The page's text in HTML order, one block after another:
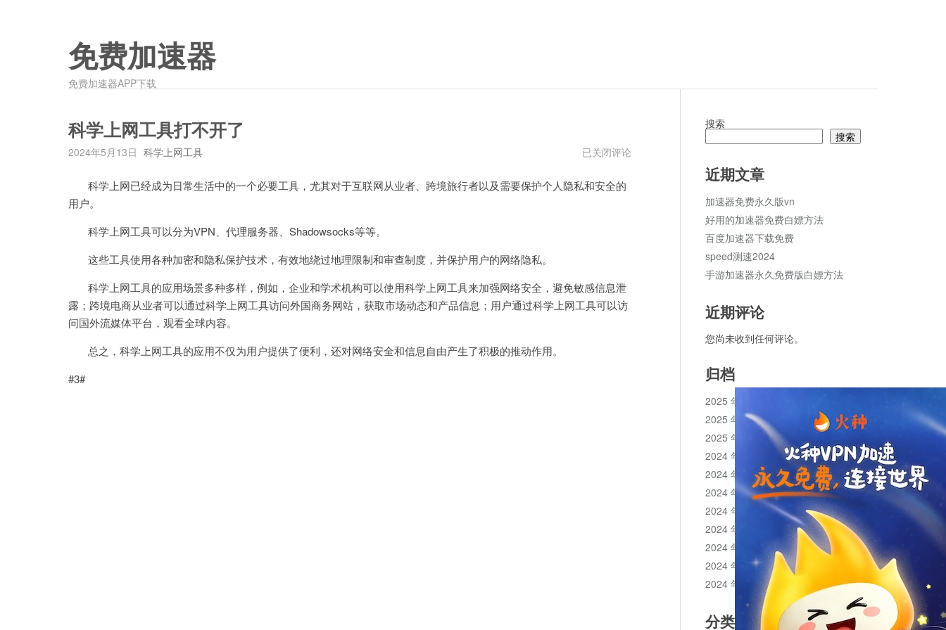
免费加速器
免费加速器APP下载
科学上网工具打不开了
2024年5月13日 科学上网工具
科
网
已关闭评论
科学上网已经成为日常生活中的一个必要工具，尤其对于互联网从业者、跨境旅行者以及需要保护个人隐私和安全的
用户。
科学上网工具可以分为VPN、代理服务器、Shadowsocks等等。
这些工具使用各种加密和隐私保护技术，有效地绕过地理限制和审查制度，并保护用户的网络隐私。
科学上网工具的应用场景多种多样，例如，企业和学术机构可以使用科学上网工具来加强网络安全，避免敏感信息泄
露；跨境电商从业者可以通过科学上网工具访问外国商务网站，获取市场动态和产品信息；用户通过科学上网工具可以访
问国外流媒体平台，观看全球内容。
总之，科学上网工具的应用不仅为用户提供了便利，还对网络安全和信息自由产生了积极的推动作用。
#3#
搜索
搜索
近期文章
加速器免费永久版vn
好用的加速器免费白嫖方法
百度加速器下载免费
speed测速2024
手游加速器永久免费版白嫖方法
近期评论
您尚未收到任何评论。
归档
2025 年 11 月
2025 年 10 月
2025 年 1 月
2024 年 12 月
2024 年 11 月
2024 年 10 月
2024 年 9 月
2024 年 8 月
2024 年 7 月
2024 年 6 月
2024 年 5 月
分类目录